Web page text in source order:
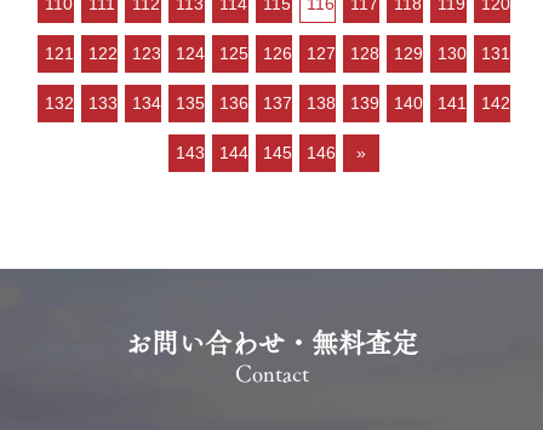
121 122 123 124 125 126 127 128 129 130 131
132 133 134 135 136 137 138 139 140 141 142
143 144 145 146 »
お問い合わせ・無料査定
Contact